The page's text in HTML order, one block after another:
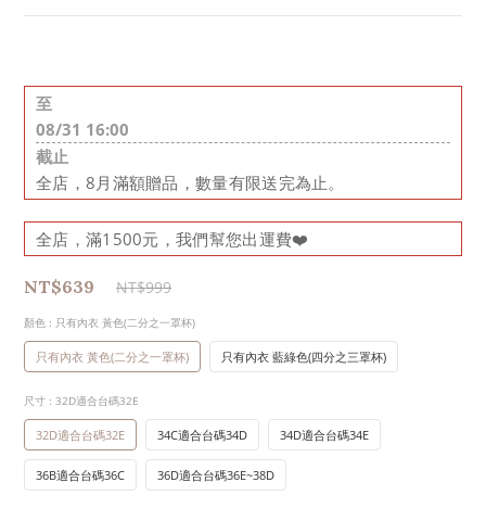
至
08/31 16:00
截止
全店，8月滿額贈品，數量有限送完為止。
全店，滿1500元，我們幫您出運費❤️
NT$639 NT$999
顏色 : 只有內衣 黃色(二分之一罩杯)
只有內衣 黃色(二分之一罩杯) 只有內衣 藍綠色(四分之三罩杯)
尺寸 : 32D適合台碼32E
32D適合台碼32E 34C適合台碼34D 34D適合台碼34E
36B適合台碼36C 36D適合台碼36E~38D